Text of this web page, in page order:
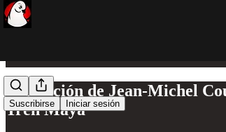
Suscribirse Iniciar sesión
Asociación de Jean-Michel
Tren Maya